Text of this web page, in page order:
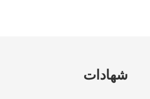
شهادات